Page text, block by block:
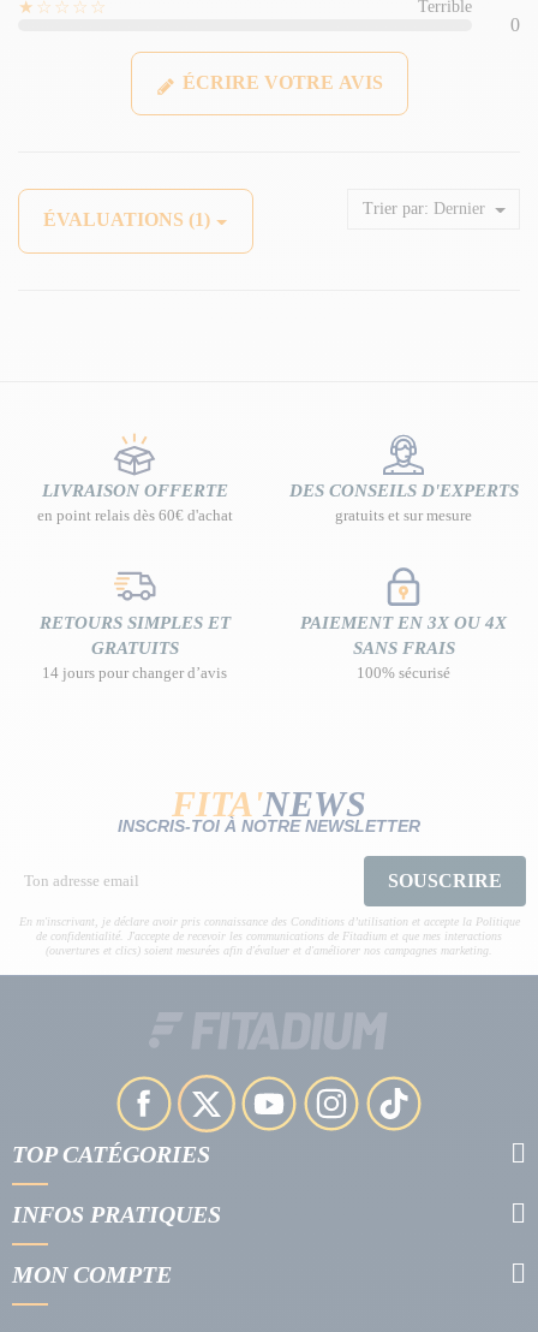
★☆☆☆☆
Terrible
0
ÉCRIRE VOTRE AVIS
ÉVALUATIONS (1)
Trier par: Dernier
LIVRAISON OFFERTE
en point relais dès 60€ d'achat
DES CONSEILS D'EXPERTS
gratuits et sur mesure
RETOURS SIMPLES ET
GRATUITS
14 jours pour changer d’avis
PAIEMENT EN 3X OU 4X
SANS FRAIS
100% sécurisé
FITA'NEWS
INSCRIS-TOI À NOTRE NEWSLETTER
SOUSCRIRE
En m'inscrivant, je déclare avoir pris connaissance des Conditions d’utilisation et accepte la Politique
de confidentialité. J'accepte de recevoir les communications de Fitadium et que mes interactions
(ouvertures et clics) soient mesurées afin d'évaluer et d'améliorer nos campagnes marketing.
TOP CATÉGORIES
INFOS PRATIQUES
MON COMPTE